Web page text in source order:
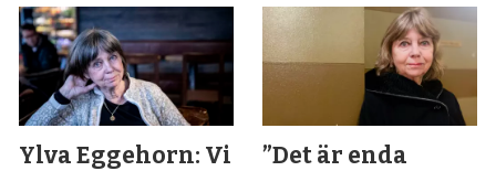
Ylva Eggehorn: Vi
”Det är enda